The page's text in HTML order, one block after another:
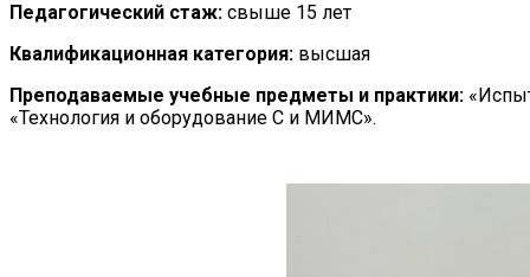
Педагогический стаж: свыше 15 лет
Квалификационная категория: высшая
Преподаваемые учебные предметы и практики:
«Технология и оборудование С и МИМС».